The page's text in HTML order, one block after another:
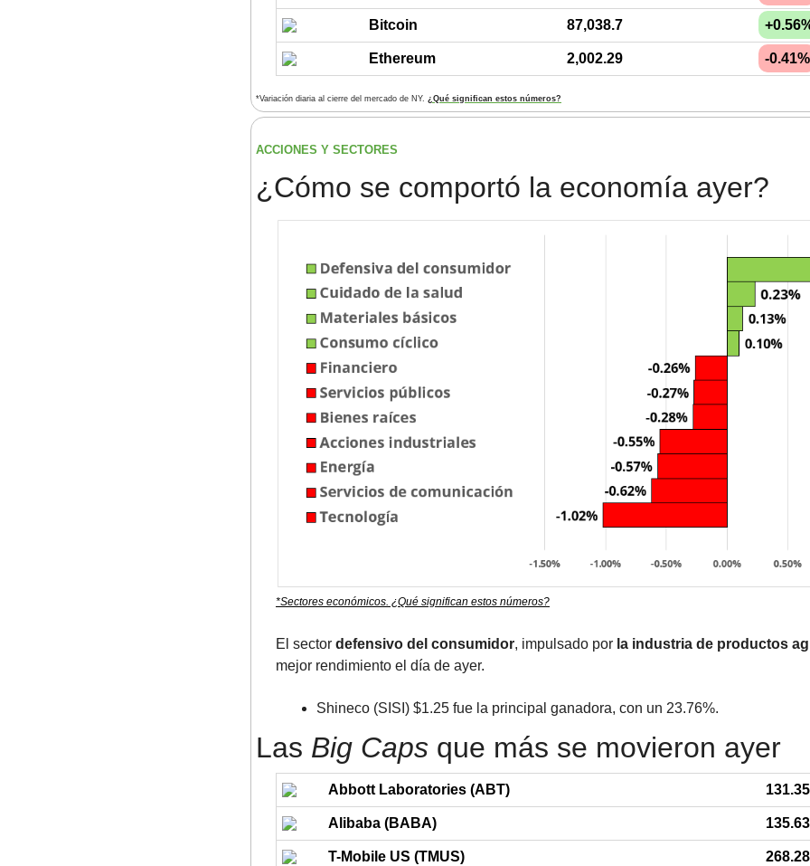
Bitcoin 87,038.7
Ethereum 2,002.29 -0.41%
*Variación diaria al cierre del mercado de NY. ¿Qué significan estos números?
ACCIONES Y SECTORES
¿Cómo se comportó la economía ayer?
*Sectores económicos. ¿Qué significan estos números?
El sector defensivo del consumidor, impulsado por la industria de productos
mejor rendimiento el día de ayer.
Shineco (SISI) $1.25 fue la principal ganadora, con un 23.76%.
Las Big Caps que más se movieron ayer
Abbott Laboratories (ABT) 131.35
Alibaba (BABA) 135.63
T-Mobile US (TMUS) 268.28